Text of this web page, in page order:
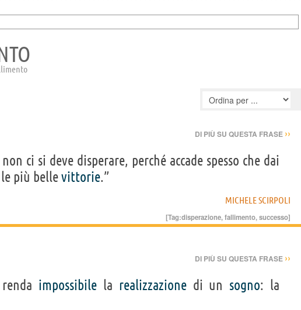
DI PIÙ SU QUESTA FRASE ››
non ci si deve disperare, perché accade spesso che dai
più bellevittorie.”
MICHELE SCIRPOLI
[Tag:disperazione,fallimento,successo]
DI PIÙ SU QUESTA FRASE ››
impossibile la realizzazionedi un sogno: la